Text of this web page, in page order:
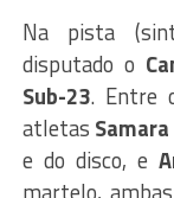
Na pista
disputado o
Sub-23. Entre
atletas
e do disco, e